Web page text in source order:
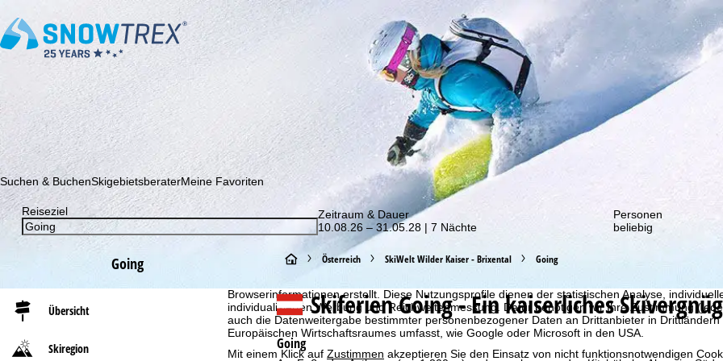
Für ein optimales Webangebot erheben wir mit Hilfe von Cookies Nutzungsinformationen, die wir,
Browserinformationen erstellt. Diese Nutzungsprofile dienen der statistischen Analyse,
individualisierten Werbung und Reichweitenmessung. Dafür benötigen wir Ihre Zustimmung
auch die Datenweitergabe bestimmter personenbezogener Daten an Drittanbieter in
Europäischen Wirtschaftsraumes umfasst, wie Google oder Microsoft in den USA.
Mit einem Klick auf Zustimmen akzeptieren Sie den Einsatz von nicht funktionsnotwendigen
Abonnieren Sie unseren Newsletter und erfahren Sie als Erster von unseren Rabatt-Aktionen!
Suchen & BuchenSkigebietsberaterMeine Favoriten
Reiseziel
Zeitraum & Dauer
10.08.26 – 31.05.28 | 7 Nächte
Personen
beliebig
Going
Übersicht
Skiregion
S
t
a
r
Österreich SkiWelt Wilder Kaiser - Brixental Going
SkiferienGoing - Ein kaiserliches
Going